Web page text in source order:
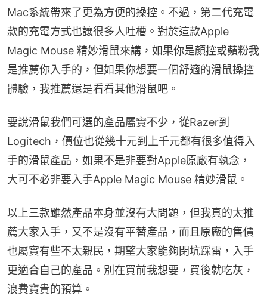
Mac系統帶來了更為方便的操控。不過，第二代充電
款的充電方式也讓很多人吐槽。對於這款Apple
Magic Mouse 精妙滑鼠來講，如果你是顏控或蘋粉我
是推薦你入手的，但如果你想要一個舒適的滑鼠操控
體驗，我推薦還是看看其他滑鼠吧。
要說滑鼠我們可選的產品屬實不少，從Razer到
Logitech，價位也從幾十元到上千元都有很多值得入
手的滑鼠產品，如果不是非要對Apple原廠有執念，
大可不必非要入手Apple Magic Mouse 精妙滑鼠。
以上三款雖然產品本身並沒有大問題，但我真的太推
薦大家入手，又不是沒有平替產品，而且原廠的售價
也屬實有些不太親民，期望大家能夠閉坑踩雷，入手
更適合自己的產品。別在買前我想要，買後就吃灰，
浪費寶貴的預算。